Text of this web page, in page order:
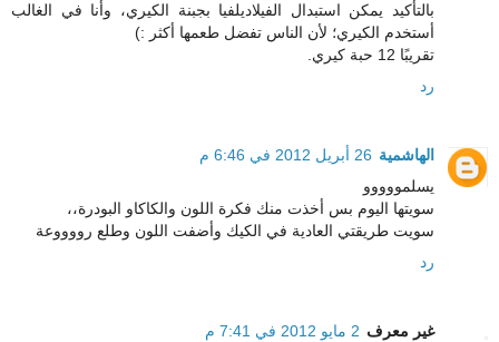
بالتأكيد يمكن استبدال الفيلاديلفيا بجبنة الكيري، وأنا في الغالب
أستخدم الكيري؛ لأن الناس تفضل طعمها أكثر :)
تقريبًا 12 حبة كيري.
رد
الهاشمية 26 أبريل 2012 في 6:46 م
يسلمووووو
سويتها اليوم بس أخذت منك فكرة اللون والكاكاو البودرة،،
سويت طريقتي العادية في الكيك وأضفت اللون وطلع رووووعة
رد
غير معرف 2 مايو 2012 في 7:41 م